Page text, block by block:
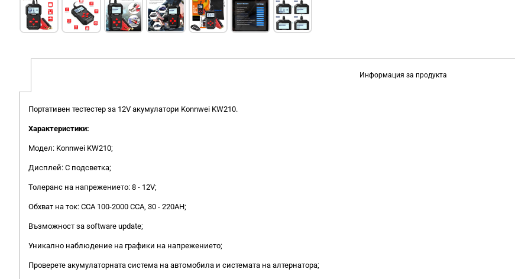
Информация за продукта
Портативен тестестер за 12V акумулатори Konnwei KW210.
Характеристики:
Модел: Konnwei KW210;
Дисплей: С подсветка;
Толеранс на напрежението: 8 - 12V;
Обхват на ток: CCA 100-2000 CCA, 30 - 220AH;
Възможност за software update;
Уникално наблюдение на графики на напрежението;
Проверете акумулаторната система на автомобила и системата на алтернатора;